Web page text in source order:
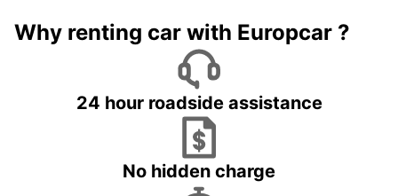
Why renting car with Europcar ?
24 hour roadside assistance
No hidden charge